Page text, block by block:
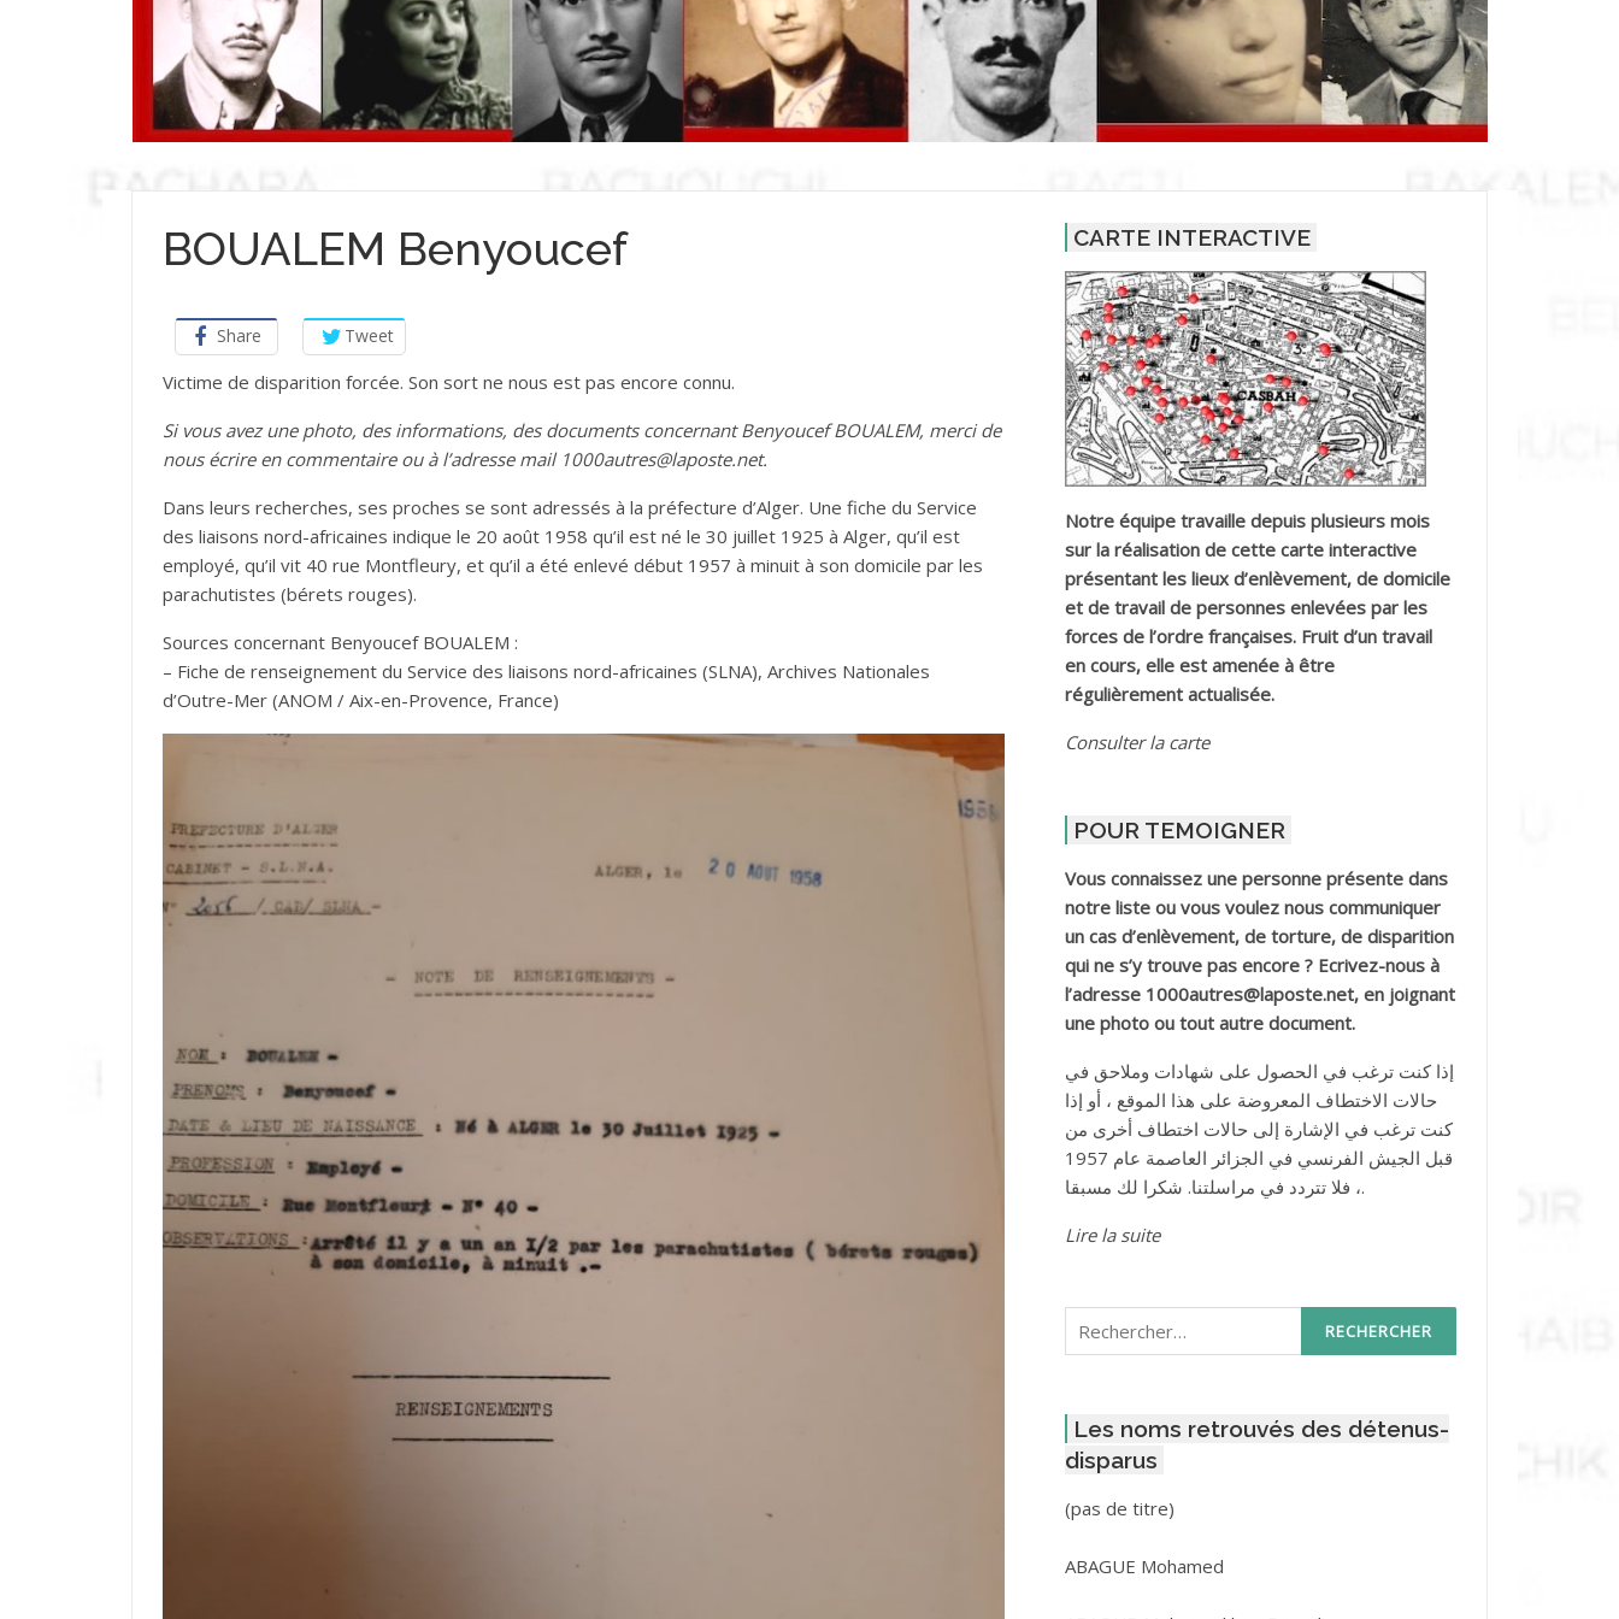
BOUALEM Benyoucef
Share Tweet
Victime de disparition forcée. Son sort ne nous est pas encore connu.
Si vous avez une photo, des informations, des documents concernant Benyoucef BOUALEM, merci de
nous écrire en commentaire ou à l’adresse mail 1000autres@laposte.net.
Dans leurs recherches, ses proches se sont adressés à la préfecture d’Alger. Une fiche du Service
des liaisons nord-africaines indique le 20 août 1958 qu’il est né le 30 juillet 1925 à Alger, qu’il est
employé, qu’il vit 40 rue Montfleury, et qu’il a été enlevé début 1957 à minuit à son domicile par les
parachutistes (bérets rouges).
Sources concernant Benyoucef BOUALEM :
– Fiche de renseignement du Service des liaisons nord-africaines (SLNA), Archives Nationales
d’Outre-Mer (ANOM / Aix-en-Provence, France)
CARTE INTERACTIVE
Notre équipe travaille depuis plusieurs mois
sur la réalisation de cette carte interactive
présentant les lieux d’enlèvement, de domicile
et de travail de personnes enlevées par les
forces de l’ordre françaises. Fruit d’un travail
en cours, elle est amenée à être
régulièrement actualisée.
Consulter la carte
POUR TEMOIGNER
Vous connaissez une personne présente dans
notre liste ou vous voulez nous communiquer
un cas d’enlèvement, de torture, de disparition
qui ne s’y trouve pas encore ? Ecrivez-nous à
l’adresse 1000autres@laposte.net, en joignant
une photo ou tout autre document.
إذا كنت ترغب في الحصول على شهادات وملاحق في
حالات الاختطاف المعروضة على هذا الموقع ، أو إذا
كنت ترغب في الإشارة إلى حالات اختطاف أخرى من
قبل الجيش الفرنسي في الجزائر العاصمة عام 1957
، فلا تتردد في مراسلتنا. شكرا لك مسبقا.
Lire la suite
Rechercher :
Les noms retrouvés des détenus-
disparus
(pas de titre)Post
3416
ABAGUE Mohamed